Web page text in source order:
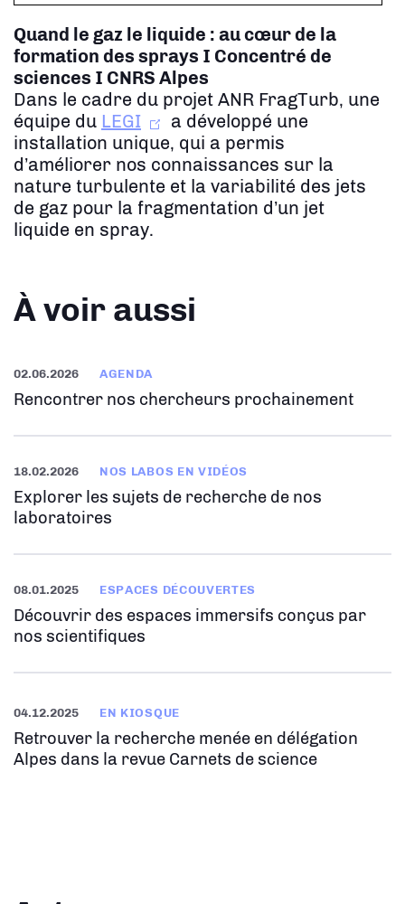
Quand le gaz le liquide : au cœur de la
formation des sprays I Concentré de
sciences I CNRS Alpes
Dans le cadre du projet ANR FragTurb, une
équipe du LEGI
a développé une
installation unique, qui a permis
d’améliorer nos connaissances sur la
nature turbulente et la variabilité des jets
de gaz pour la fragmentation d’un jet
liquide en spray.
À voir aussi
02.06.2026 AGENDA
Rencontrer nos chercheurs prochainement
18.02.2026 NOS LABOS EN VIDÉOS
Explorer les sujets de recherche de nos
laboratoires
08.01.2025 ESPACES DÉCOUVERTES
Découvrir des espaces immersifs conçus par
nos scientifiques
04.12.2025 EN KIOSQUE
Retrouver la recherche menée en délégation
Alpes dans la revue Carnets de science